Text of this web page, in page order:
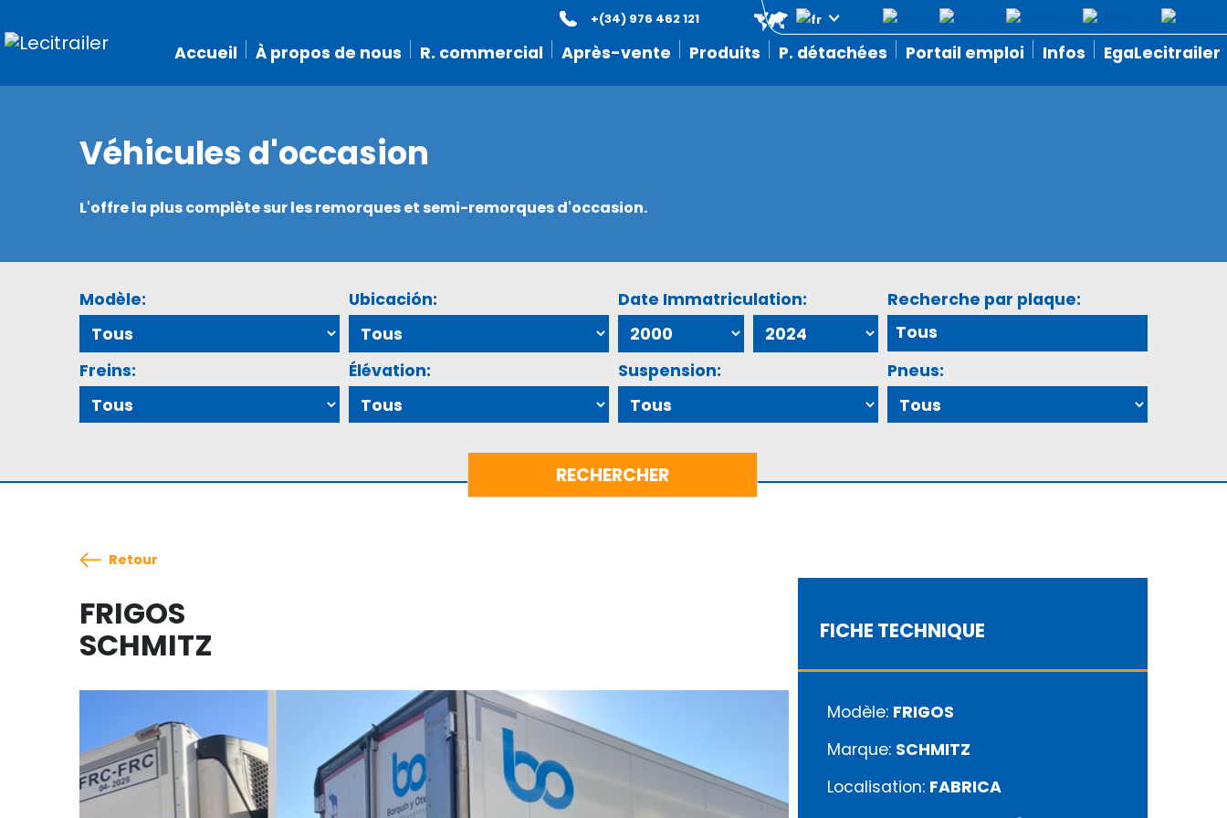
Accueil À propos de nous R. commercial Après-vente Produits P. détachées Portail emploi Infos EgaLecitrailer
+(34) 976 462 121
Véhicules d'occasion
L'offre la plus complète sur les remorques et semi-remorques d'occasion.
Modèle: Ubicación: Date Immatriculation: Recherche par plaque:
Freins: Élévation: Suspension: Pneus:
Retour
FRIGOS
SCHMITZ FICHE TECHNIQUE
Modèle: FRIGOS
Marque: SCHMITZ
Localisation: FABRICA